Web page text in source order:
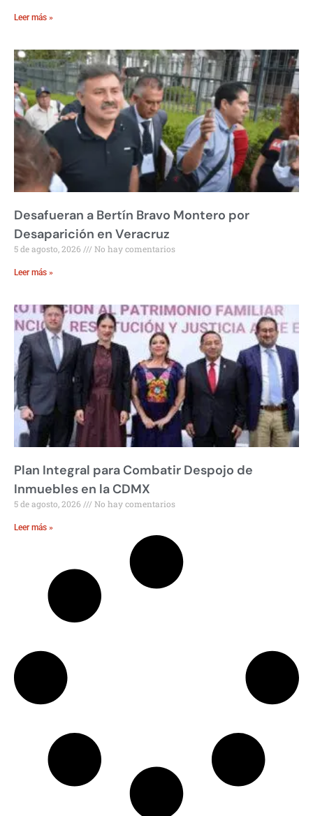
Leer más »
Desafueran a Bertín Bravo Montero por
Desaparición en Veracruz
5 de agosto, 2026 No hay comentarios
Leer más »
Plan Integral para Combatir Despojo de
Inmuebles en la CDMX
5 de agosto, 2026 No hay comentarios
Leer más »